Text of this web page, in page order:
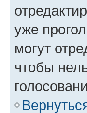
уже
могут
чтобы